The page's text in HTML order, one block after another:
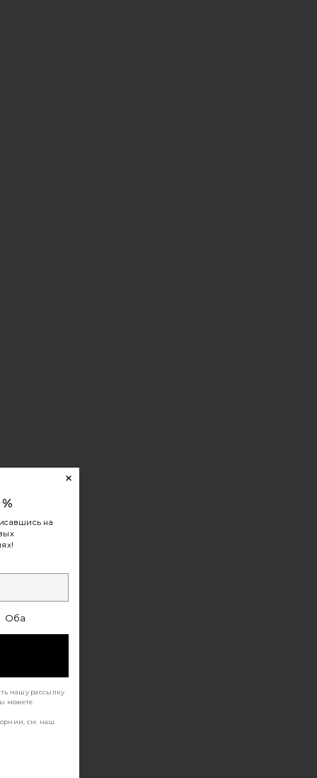
на
Оба
нашу рассылку
можете
см. наш